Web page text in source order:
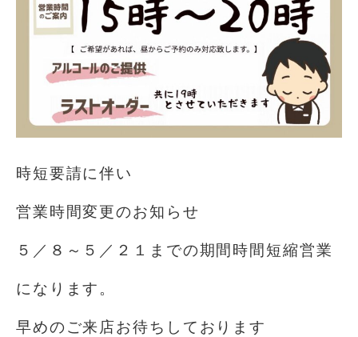
時短要請に伴い
営業時間変更のお知らせ
５／８～５／２１までの期間時間短縮営業
になります。
早めのご来店お待ちしております